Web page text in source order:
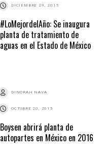
DICIEMBRE 29, 2015
#LoMejordelAño: Se inaugura
planta de tratamiento de
aguas en el Estado de México
DINORAH NAVA
OCTUBRE 20, 2015
Boysen abrirá planta de
autopartes en México en 2016